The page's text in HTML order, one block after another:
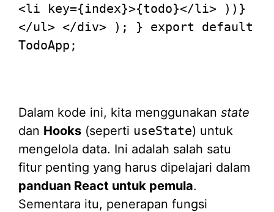
<li key={index}>{todo}</li>
</ul> </div> ); } export
default
TodoApp ;
Dalam kode ini, kita menggunakan state
dan Hooks (seperti useState) untuk
mengelola data. Ini adalah salah satu
fitur penting yang harus dipelajari dalam
panduan React untuk pemula.
Sementara itu, penerapan fungsi